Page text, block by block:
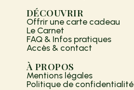
DÉCOUVRIR
Offrir une carte cadeau
Le Carnet
FAQ & Infos pratiques
Accès & contact
À PROPOS
Mentions légales
Politique de confidentialité